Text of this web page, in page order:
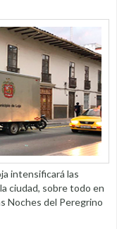
intensificará las
ciudad, sobre todo en
Noches del Peregrino